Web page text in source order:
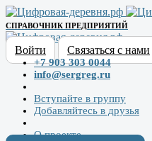
СПРАВОЧНИК ПРЕДПРИЯТИЙ
Войти Связаться с нами
+7 903 303 0044
info@sergreg.ru
Вступайте в группу
Добавляйтесь в друзья
О проекте